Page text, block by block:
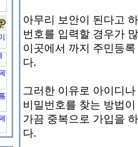
아무리 보안이 된다고
번호를 입력할 경우가
이곳에서 까지 주민등
다.
그러한 이유로 아이디
비밀번호를 찾는 방법
가끔 중복으로 가입을
다.